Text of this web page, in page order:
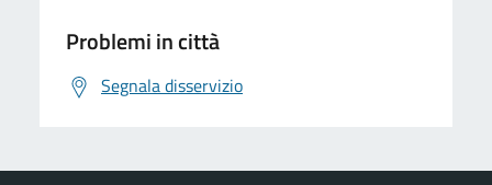
Problemi in città
Segnala disservizio